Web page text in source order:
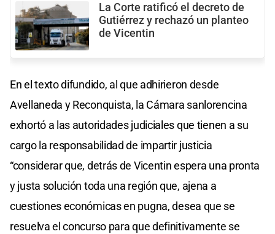
La Corte ratificó el decreto de
Gutiérrez y rechazó un planteo
de Vicentin
En el texto difundido, al que adhirieron desde
Avellaneda y Reconquista, la Cámara sanlorencina
exhortó a las autoridades judiciales que tienen a su
cargo la responsabilidad de impartir justicia
“considerar que, detrás de Vicentin espera una pronta
y justa solución toda una región que, ajena a
cuestiones económicas en pugna, desea que se
resuelva el concurso para que definitivamente se